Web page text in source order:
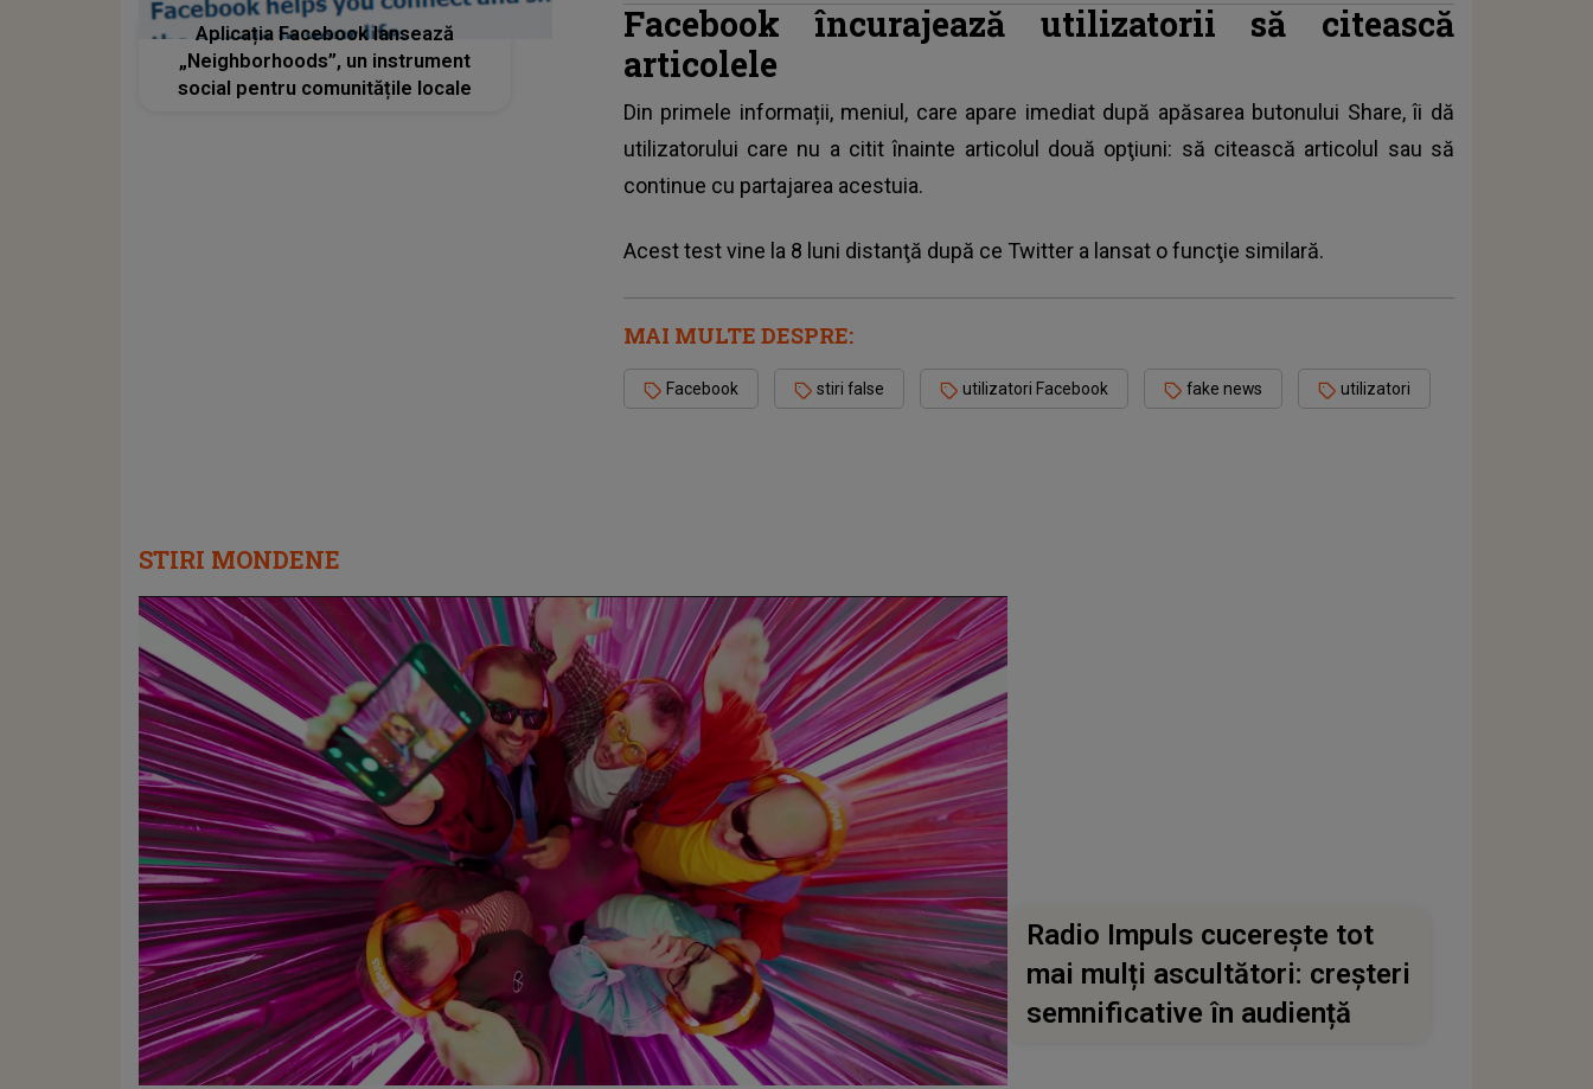
Facebook încurajează utilizatorii să citească
articolele
Din primele informații, meniul, care apare imediat după apăsarea butonului Share, îi dă
utilizatorului care nu a citit înainte articolul două opţiuni: să citească articolul sau să
continue cu partajarea acestuia.
Acest test vine la 8 luni distanţă după ce Twitter a lansat o funcţie similară.
MAI MULTE DESPRE:
Facebook stiri false utilizatori Facebook fake news utilizatori
Aplicația Facebook lansează
„Neighborhoods”, un instrument
social pentru comunitățile locale
STIRI MONDENE
Radio Impuls cucerește tot
mai mulți ascultători: creșteri
semnificative în audiență